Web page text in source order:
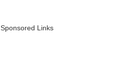
Sponsored Links